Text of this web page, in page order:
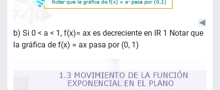
b) Si 0 < a < 1, f(x)= ax es decreciente en IR 1 Notar que
la gráfica de f(x) = ax pasa por (0, 1)